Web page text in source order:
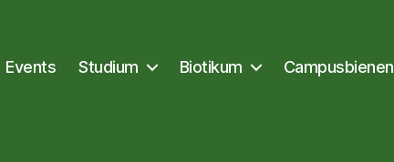
Events Studium Biotikum Campusbienen